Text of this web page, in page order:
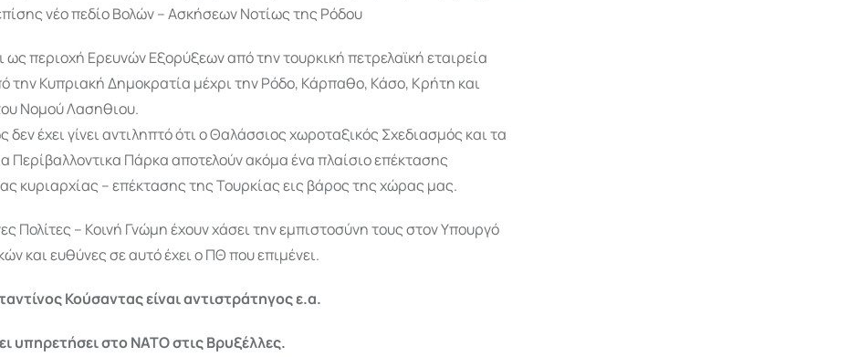
νέο πεδίο Βολών – Ασκήσεων Νοτίως της Ρόδου
ως περιοχή Ερευνών Εξορύξεων από την τουρκική πετρελαϊκή εταιρεία
την Κυπριακή Δημοκρατία μέχρι την Ρόδο, Κάρπαθο, Κάσο, Κρήτη και
Νομού Λασηθιου.
δεν έχει γίνει αντιληπτό ότι ο Θαλάσσιος χωροταξικός Σχεδιασμός και τα
Περίβαλλοντικα Πάρκα αποτελούν ακόμα ένα πλαίσιο επέκτασης
κυριαρχίας – επέκτασης της Τουρκίας εις βάρος της χώρας μας.
Πολίτες – Κοινή Γνώμη έχουν χάσει την εμπιστοσύνη τους στον Υπουργό
και ευθύνες σε αυτό έχει ο ΠΘ που επιμένει.
Κούσαντας είναι αντιστράτηγος ε.α.
υπηρετήσει στο ΝATO στις Βρυξέλλες.